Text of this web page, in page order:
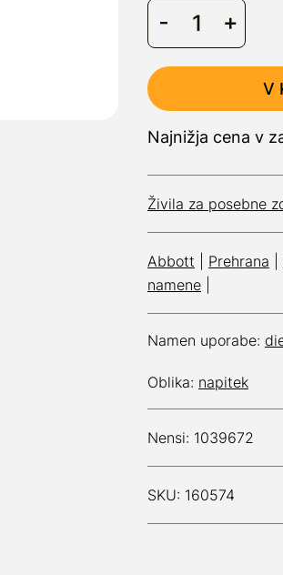
V
Najnižja cena v
Živila za posebne
Abbott Prehrana
namene
Namen uporabe:
Oblika: napitek
Nensi: 1039672
SKU: 160574